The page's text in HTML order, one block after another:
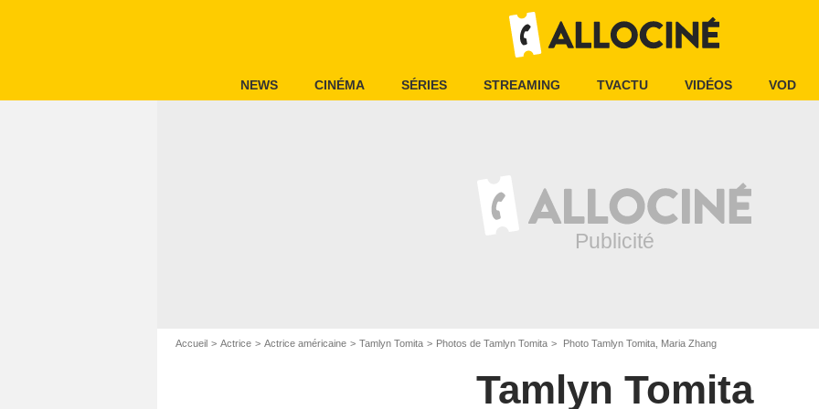
NEWS CINÉMA SÉRIES STREAMING TVACTU VIDÉOS VOD
Accueil Actrice Actrice américaine Tamlyn Tomita Photos de Tamlyn Tomita Photo Tamlyn Tomita, Maria Zhang
Tamlyn Tomita